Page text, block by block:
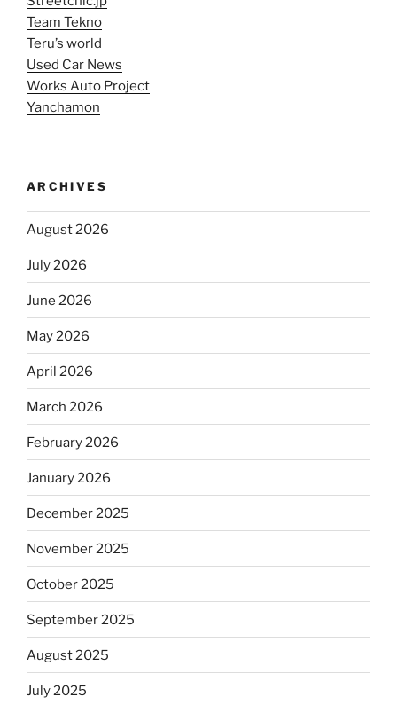
Team Tekno
Teru’s world
Used Car News
Works Auto Project
Yanchamon
ARCHIVES
August 2026
July 2026
June 2026
May 2026
April 2026
March 2026
February 2026
January 2026
December 2025
November 2025
October 2025
September 2025
August 2025
July 2025